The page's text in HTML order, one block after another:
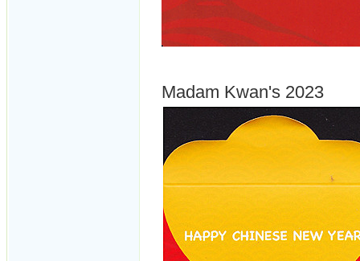
Madam Kwan's 2023